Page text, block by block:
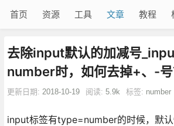
首页 资源 工具 文章 教程
去除input默认的加减号
number时，如何去掉+、-号
更新日期: 2018-10-19 阅读: 5.9k 标签: number
input标签有type=number的时候，默